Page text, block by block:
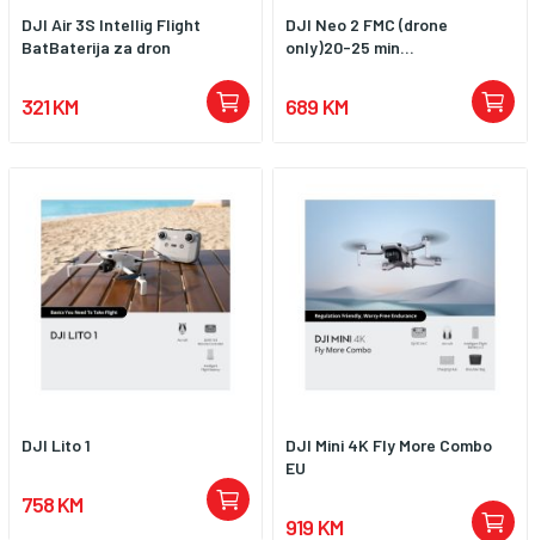
DJI Air 3S Intellig Flight
BatBaterija za dron
321 KM
DJI Neo 2 FMC (drone
only)20-25 min...
689 KM
DJI Lito 1
758 KM
DJI Mini 4K Fly More Combo
EU
919 KM